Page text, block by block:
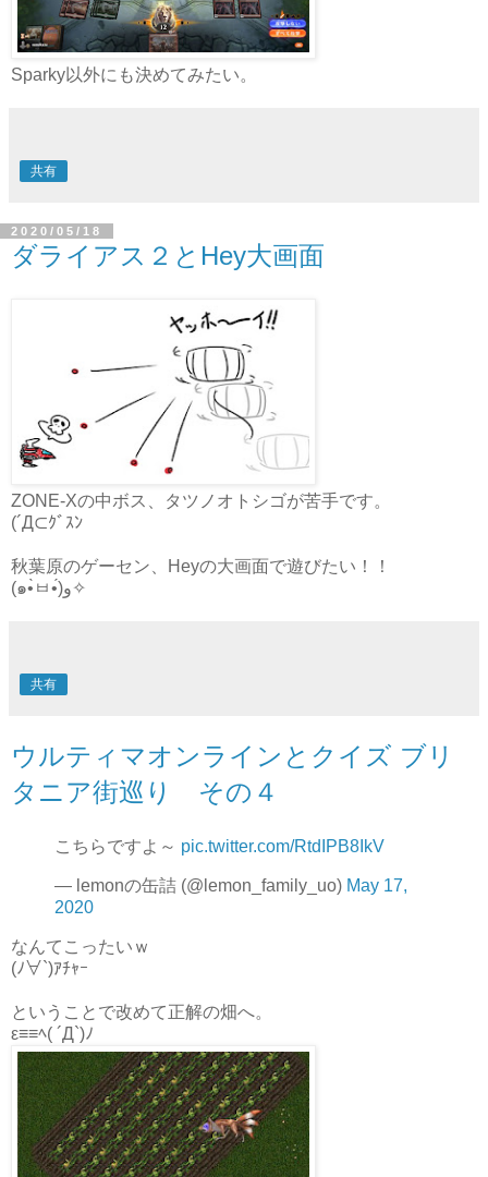
Sparky以外にも決めてみたい。
共有
2020/05/18
ダライアス２とHey大画面
ZONE-Xの中ボス、タツノオトシゴが苦手です。
(´Д⊂ｸﾞｽﾝ
秋葉原のゲーセン、Heyの大画面で遊びたい！！
(๑•̀ㅂ•́)و✧
共有
ウルティマオンラインとクイズ ブリ
タニア街巡り その４
こちらですよ～ pic.twitter.com/RtdIPB8IkV
— lemonの缶詰 (@lemon_family_uo) May 17,
2020
なんてこったいｗ
(ﾉ∀`)ｱﾁｬｰ
ということで改めて正解の畑へ。
ε≡≡ﾍ( ´Д`)ﾉ